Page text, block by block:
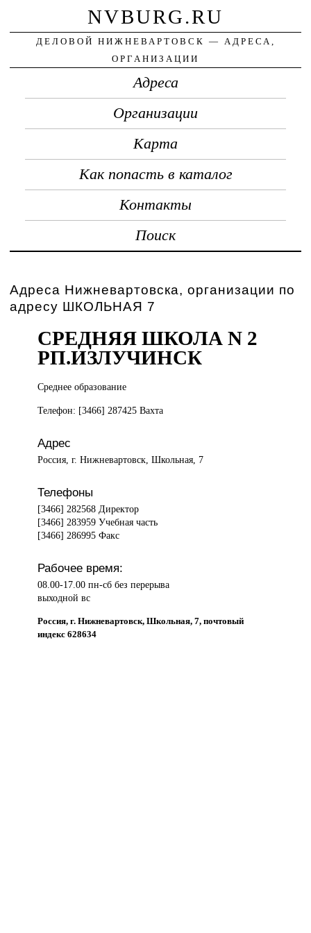
NVBURG.RU
ДЕЛОВОЙ НИЖНЕВАРТОВСК — АДРЕСА,
ОРГАНИЗАЦИИ
Адреса
Организации
Карта
Как попасть в каталог
Контакты
Поиск
Адреса Нижневартовска, организации по
адресу ШКОЛЬНАЯ 7
СРЕДНЯЯ ШКОЛА N 2
РП.ИЗЛУЧИНСК
Среднее образование
Телефон: [3466] 287425 Вахта
Адрес
Россия, г. Нижневартовск, Школьная, 7
Телефоны
[3466] 282568 Директор
[3466] 283959 Учебная часть
[3466] 286995 Факс
Рабочее время:
08.00-17.00 пн-сб без перерыва
выходной вс
Россия, г. Нижневартовск, Школьная, 7, почтовый
индекс 628634